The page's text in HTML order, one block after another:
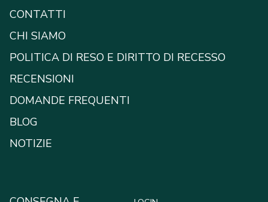
CONTATTI
CHI SIAMO
POLITICA DI RESO E DIRITTO DI RECESSO
RECENSIONI
DOMANDE FREQUENTI
BLOG
NOTIZIE